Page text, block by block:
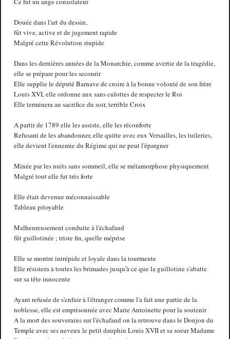
Douée dans l'art du dessin,
fût vive, active et de jugement rapide
Malgré cette Révolution stupide
Dans les dernières années de la Monarchie, comme avertie de la tragédie,
elle se prépare pour les secourir
Elle supplie le député Barnave de croire à la bonne volonté de son frère
Louis XVI, elle ordonne aux sans culottes de respecter le Roi
Elle terminera au sacrifice du soir, terrible Croix
A partir de 1789 elle les assiste, elle les réconforte
Refusant de les abandonner, elle quitte avec eux Versailles, les tuileries,
elle devient l'ennemie du Régime qui ne peut l'épargner
Minée par les nuits sans sommeil, elle se métamorphose physiquement
Malgré tout elle fut très forte
Elle était devenue méconnaissable
Tableau pitoyable
Malheureusement conduite à l'échafaud
fût guillotinée ; triste fin, quelle méprise
Elle se montre intrépide et loyale dans la tourmente
Elle résistera à toutes les brimades jusqu'à ce que la guillotine s'abatte
sur sa tête innocente
Ayant refusée de s'enfuir à l'étranger comme l'a fait une partie de la
noblesse, elle est emprisonnée avec Marie Antoinette pour la soutenir
A la mort des souverains sur l'échafaud on la retrouve dans le Donjon du
Temple avec ses neveux le petit dauphin Louis XVII et sa soeur Madame